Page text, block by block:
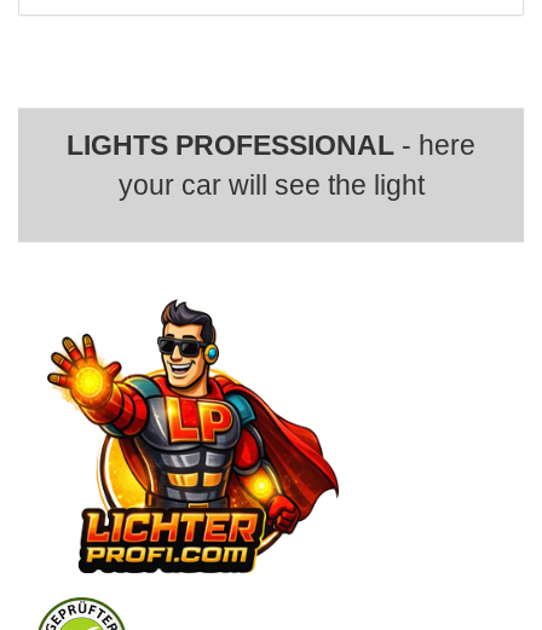
LIGHTS PROFESSIONAL - here
your car will see the light